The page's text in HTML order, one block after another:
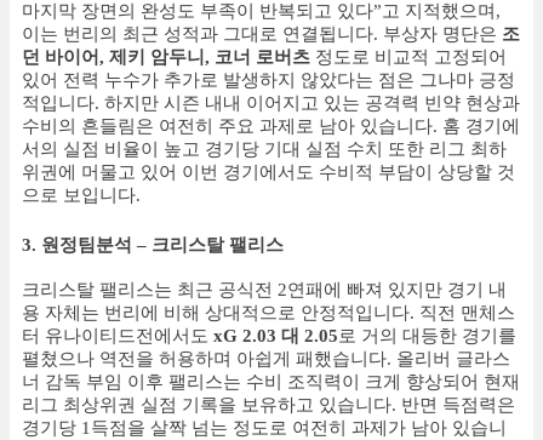
마지막 장면의 완성도 부족이 반복되고 있다”고 지적했으며,
이는 번리의 최근 성적과 그대로 연결됩니다. 부상자 명단은 조
던 바이어, 제키 암두니, 코너 로버츠 정도로 비교적 고정되어
있어 전력 누수가 추가로 발생하지 않았다는 점은 그나마 긍정
적입니다. 하지만 시즌 내내 이어지고 있는 공격력 빈약 현상과
수비의 흔들림은 여전히 주요 과제로 남아 있습니다. 홈 경기에
서의 실점 비율이 높고 경기당 기대 실점 수치 또한 리그 최하
위권에 머물고 있어 이번 경기에서도 수비적 부담이 상당할 것
으로 보입니다.
3. 원정팀분석 – 크리스탈 팰리스
크리스탈 팰리스는 최근 공식전 2연패에 빠져 있지만 경기 내
용 자체는 번리에 비해 상대적으로 안정적입니다. 직전 맨체스
터 유나이티드전에서도 xG 2.03 대 2.05로 거의 대등한 경기를
펼쳤으나 역전을 허용하며 아쉽게 패했습니다. 올리버 글라스
너 감독 부임 이후 팰리스는 수비 조직력이 크게 향상되어 현재
리그 최상위권 실점 기록을 보유하고 있습니다. 반면 득점력은
경기당 1득점을 살짝 넘는 정도로 여전히 과제가 남아 있습니